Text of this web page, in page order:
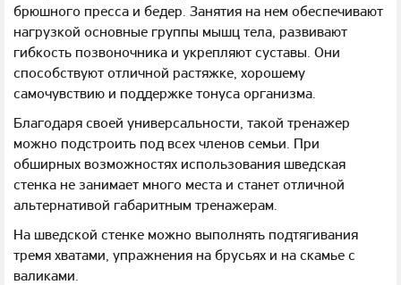
брюшного пресса и бедер. Занятия на нем обеспечивают
нагрузкой основные группы мышц тела, развивают
гибкость позвоночника и укрепляют суставы. Они
способствуют отличной растяжке, хорошему
самочувствию и поддержке тонуса организма.
Благодаря своей универсальности, такой тренажер
можно подстроить под всех членов семьи. При
обширных возможностях использования шведская
стенка не занимает много места и станет отличной
альтернативой габаритным тренажерам.
На шведской стенке можно выполнять подтягивания
тремя хватами, упражнения на брусьях и на скамье с
валиками.